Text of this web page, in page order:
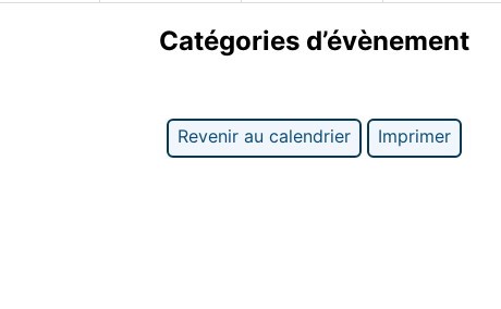
Catégories d’évènement
Revenir au calendrier Imprimer